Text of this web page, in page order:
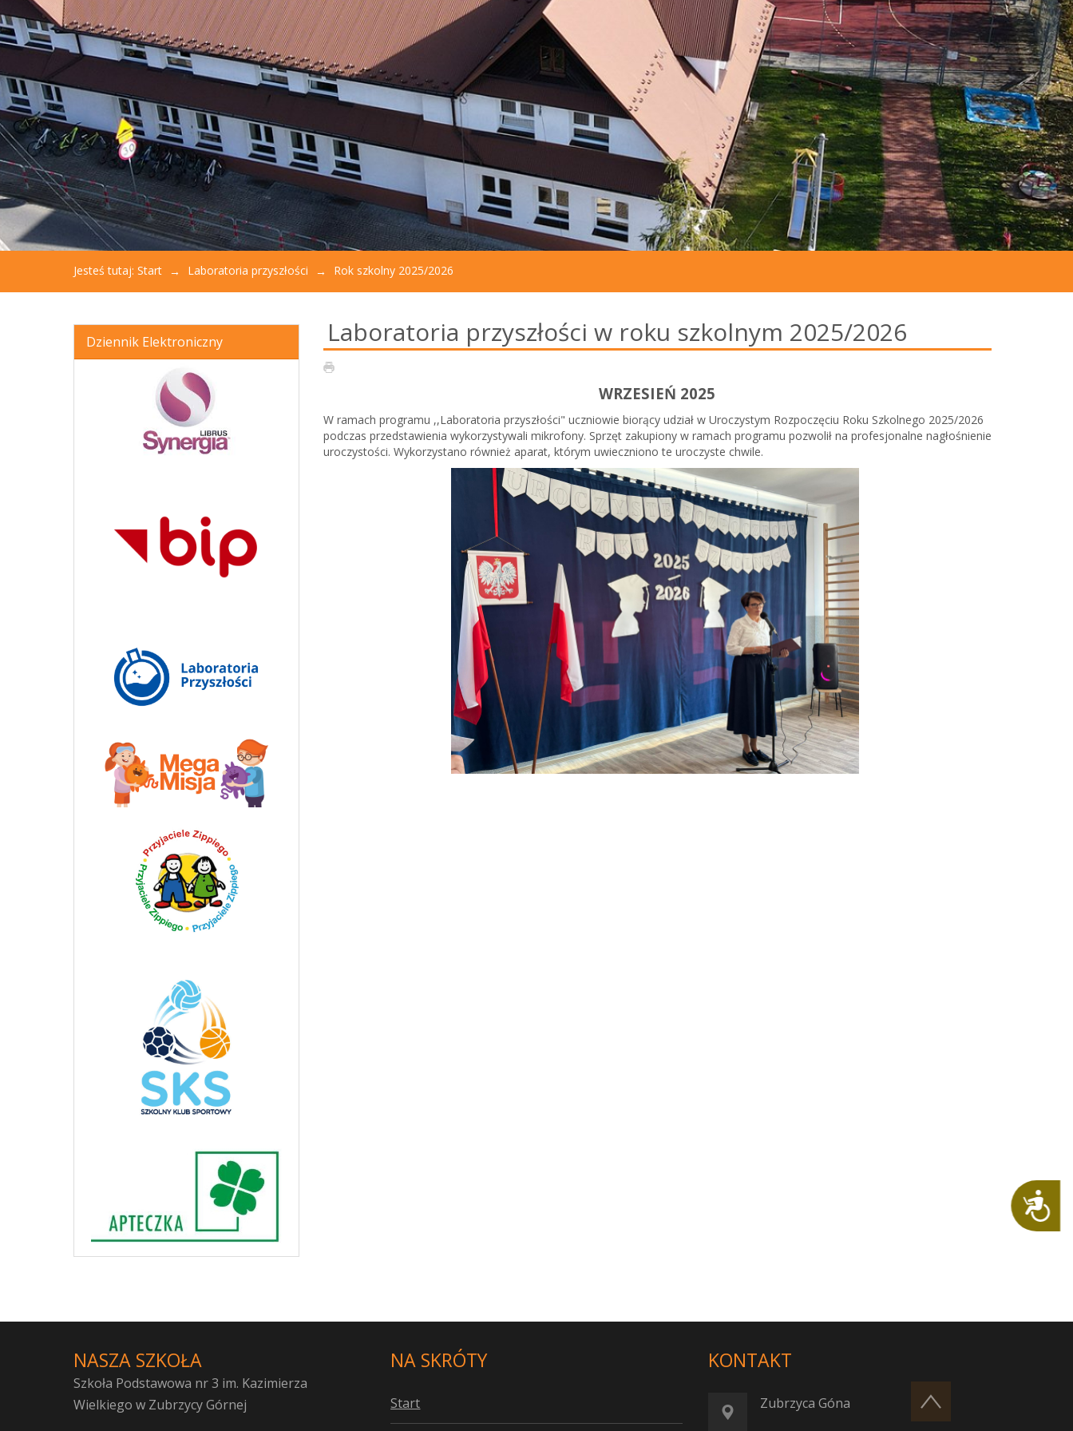
otworzyć
menu
dostępności.
Dostępność
Jesteś tutaj: Start Laboratoria przyszłości Rok szkolny 2025/2026
Dziennik Elektroniczny Laboratoria przyszłości w roku szkolnym 2025/2026
WRZESIEŃ 2025
W ramach programu ,,Laboratoria przyszłości" uczniowie biorący udział w Uroczystym Rozpoczęciu Roku Szkolnego 2025/2026
podczas przedstawienia wykorzystywali mikrofony. Sprzęt zakupiony w ramach programu pozwolił na profesjonalne nagłośnienie
uroczystości. Wykorzystano również aparat, którym uwieczniono te uroczyste chwile.
NASZA SZKOŁA
Szkoła Podstawowa nr 3 im. Kazimierza
Wielkiego w Zubrzycy Górnej
NA SKRÓTY
Start
KONTAKT
Zubrzyca Góna